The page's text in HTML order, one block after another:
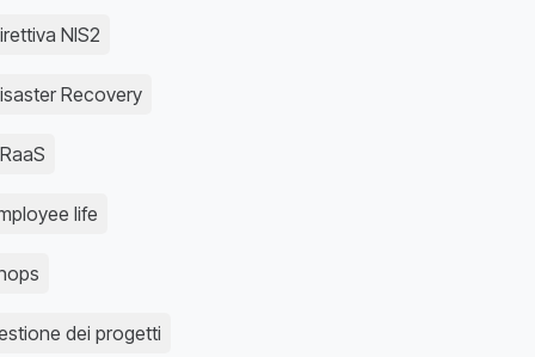
NIS2
Recovery
life
dei progetti